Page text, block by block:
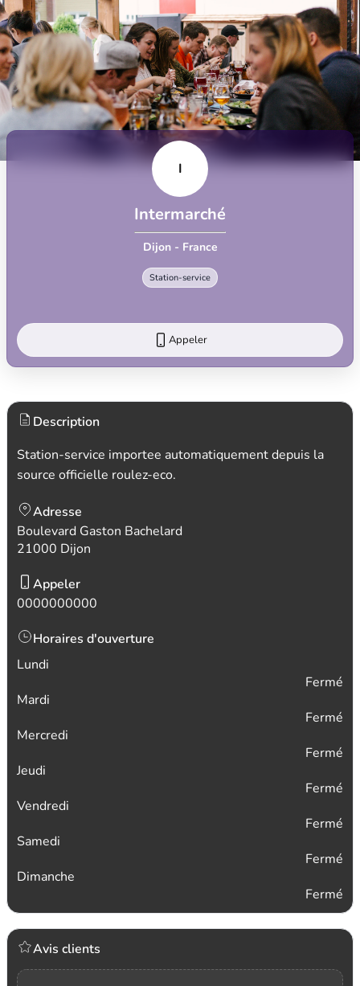
I
Intermarché
Dijon - France
Station-service
Appeler
Description
Station-service importee automatiquement depuis la
source officielle roulez-eco.
Adresse
Boulevard Gaston Bachelard
21000 Dijon
Appeler
0000000000
Horaires d'ouverture
Lundi
Fermé
Mardi
Fermé
Mercredi
Fermé
Jeudi
Fermé
Vendredi
Fermé
Samedi
Fermé
Dimanche
Fermé
Avis clients